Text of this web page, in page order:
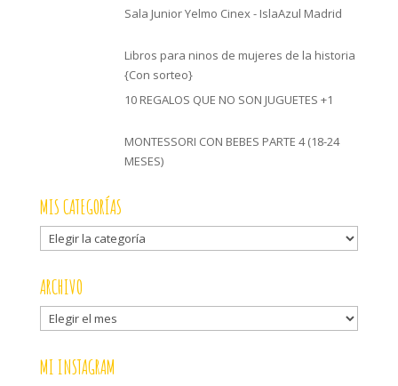
Sala Junior Yelmo Cinex - IslaAzul Madrid
Libros para ninos de mujeres de la historia
{Con sorteo}
10 REGALOS QUE NO SON JUGUETES +1
MONTESSORI CON BEBES PARTE 4 (18-24
MESES)
MIS CATEGORÍAS
Mis
categorías
ARCHIVO
Archivo
MI INSTAGRAM